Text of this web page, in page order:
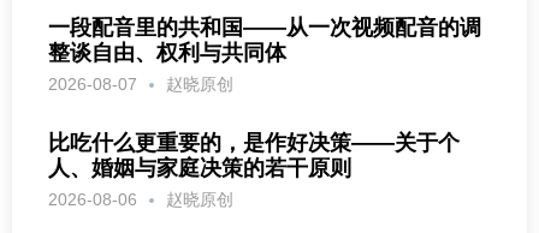
一段配音里的共和国——从一次视频配音的调
整谈自由、权利与共同体
2026-08-07 赵晓原创
比吃什么更重要的，是作好决策——关于个
人、婚姻与家庭决策的若干原则
2026-08-06 赵晓原创